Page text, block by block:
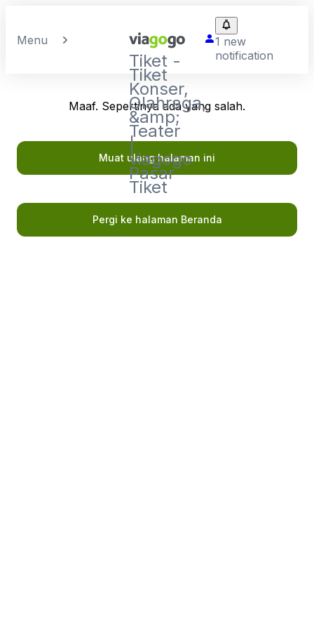
Menu
Tiket -
Tiket
Konser,
Olahraga,
&amp;
Teater
|
viagogo
Pasar
Tiket
1 new
notification
Maaf. Sepertinya ada yang salah.
Muat ulang halaman ini
Pergi ke halaman Beranda